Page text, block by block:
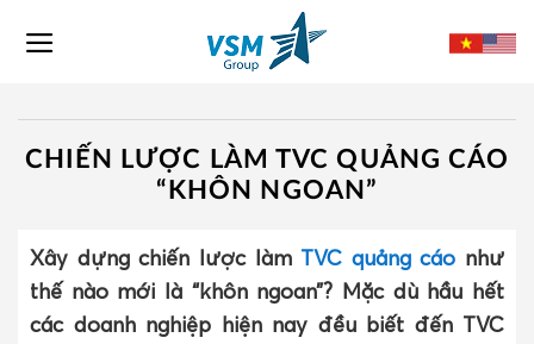
CHIẾN LƯỢC LÀM TVC QUẢNG CÁO
“KHÔN NGOAN”
Xây dựng chiến lược làm TVC quảng cáo như
thế nào mới là “khôn ngoan”? Mặc dù hầu hết
các doanh nghiệp hiện nay đều biết đến TVC